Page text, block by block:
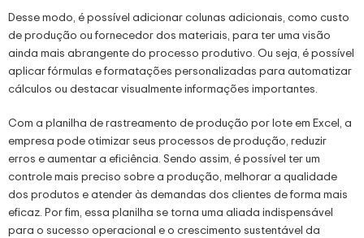
Desse modo, é possível adicionar colunas adicionais, como custo
de produção ou fornecedor dos materiais, para ter uma visão
ainda mais abrangente do processo produtivo. Ou seja, é possível
aplicar fórmulas e formatações personalizadas para automatizar
cálculos ou destacar visualmente informações importantes.
Com a planilha de rastreamento de produção por lote em Excel, a
empresa pode otimizar seus processos de produção, reduzir
erros e aumentar a eficiência. Sendo assim, é possível ter um
controle mais preciso sobre a produção, melhorar a qualidade
dos produtos e atender às demandas dos clientes de forma mais
eficaz. Por fim, essa planilha se torna uma aliada indispensável
para o sucesso operacional e o crescimento sustentável da